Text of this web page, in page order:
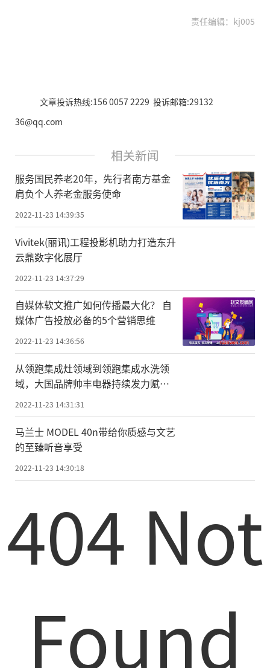
责任编辑：kj005
文章投诉热线:156 0057 2229 投诉邮箱:29132
36@qq.com
相关新闻
服务国民养老20年，先行者南方基金
肩负个人养老金服务使命
2022-11-23 14:39:35
Vivitek(丽讯)工程投影机助力打造东升
云鼎数字化展厅
2022-11-23 14:37:29
自媒体软文推广如何传播最大化？ 自
媒体广告投放必备的5个营销思维
2022-11-23 14:36:56
从领跑集成灶领域到领跑集成水洗领
域，大国品牌帅丰电器持续发力赋能
市场爆破
2022-11-23 14:31:31
马兰士 MODEL 40n带给你质感与文艺
的至臻听音享受
2022-11-23 14:30:18
404 Not
Found